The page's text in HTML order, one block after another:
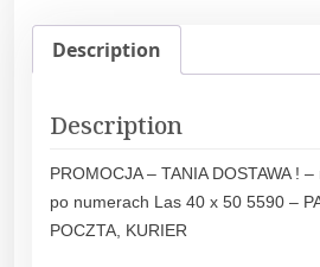
Description
Description
PROMOCJA – TANIA DOSTAWA !
po numerach Las 40 x 50 5590 –
POCZTA, KURIER